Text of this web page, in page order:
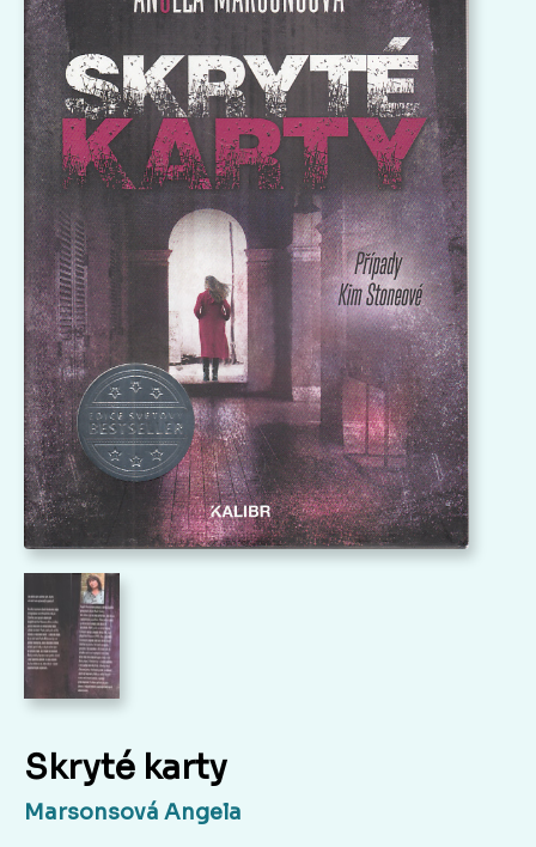
Skryté karty
Marsonsová Angela